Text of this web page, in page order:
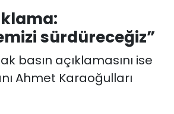
sürdüreceğiz”
basın açıklamasını ise
Ahmet Karaoğulları